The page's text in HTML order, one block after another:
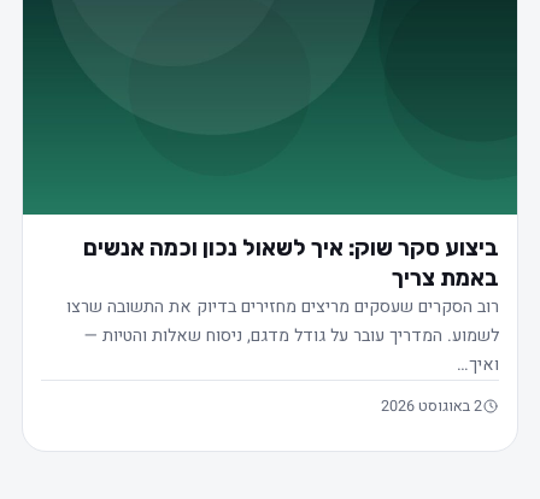
ביצוע סקר שוק: איך לשאול נכון וכמה אנשים
באמת צריך
רוב הסקרים שעסקים מריצים מחזירים בדיוק את התשובה שרצו
לשמוע. המדריך עובר על גודל מדגם, ניסוח שאלות והטיות —
ואיך…
2 באוגוסט 2026